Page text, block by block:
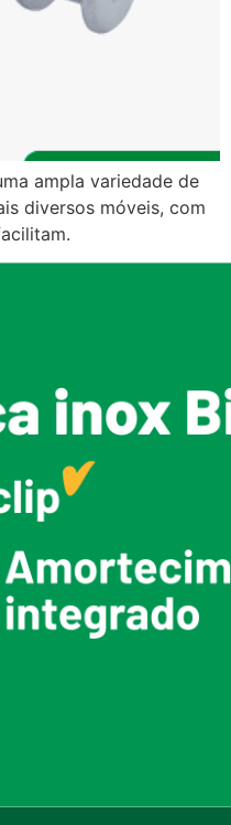
ampla variedade de
diversos móveis, com